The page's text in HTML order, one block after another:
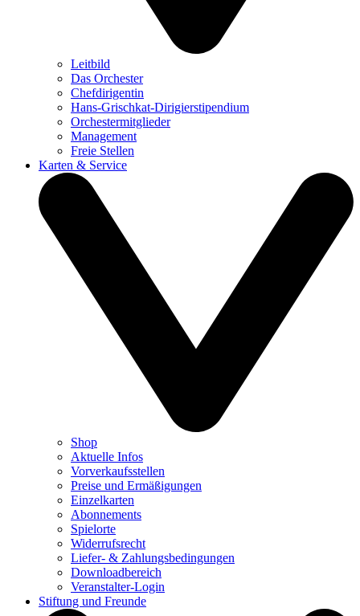
Leitbild
Das Orchester
Chefdirigentin
Hans-Grischkat-Dirigierstipendium
Orchestermitglieder
Management
Freie Stellen
Karten & Service
Shop
Aktuelle Infos
Vorverkaufsstellen
Preise und Ermäßigungen
Einzelkarten
Abonnements
Spielorte
Widerrufsrecht
Liefer- & Zahlungsbedingungen
Downloadbereich
Veranstalter-Login
Stiftung und Freunde